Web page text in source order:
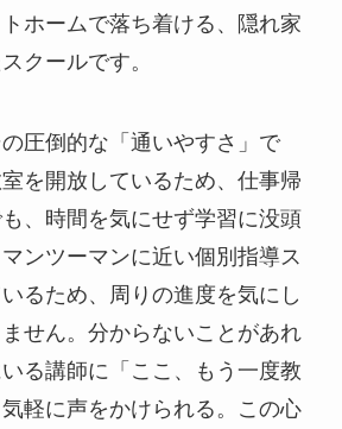
ホームで落ち着ける、隠れ家
クールです。
圧倒的な「通いやすさ」で
を開放しているため、仕事帰
、時間を気にせず学習に没頭
ンツーマンに近い個別指導ス
るため、周りの進度を気にし
せん。分からないことがあれ
る講師に「ここ、もう一度教
軽に声をかけられる。この心